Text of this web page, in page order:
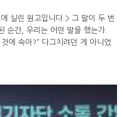
실린 원고입니다.> 그 말이 두 번
순간, 우리는 어떤 말을 했는가.
에 속아?” 다그치려던 게 아니었